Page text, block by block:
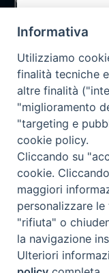
Notizie
Rubriche
Chi siamo
Come abbonarsi
Contatti
Informativa
Utilizziamo
finalità tecniche
altre finalità
"miglioramento
"targeting e
cookie policy.
Cliccando su
cookie.
maggiori
personalizzare
"rifiuta" o
la navigazione
Ulteriori